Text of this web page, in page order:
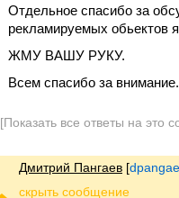
Отдельное спасибо за
рекламируемых обьектов
ЖМУ ВАШУ РУКУ.
Всем спасибо за
[Показать все ответы на это
Дмитрий Пангаев [